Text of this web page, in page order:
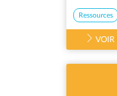
Ressources
VOIR